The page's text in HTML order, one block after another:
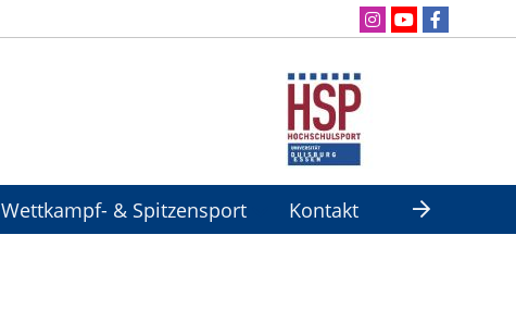
Wettkampf- & Spitzensport
Kontakt